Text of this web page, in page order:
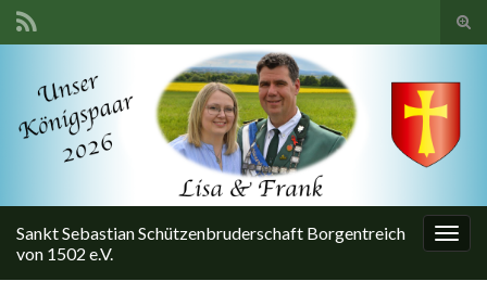
Search for:
Sankt Sebastian Schützenbruderschaft Borgentreich
von 1502 e.V.